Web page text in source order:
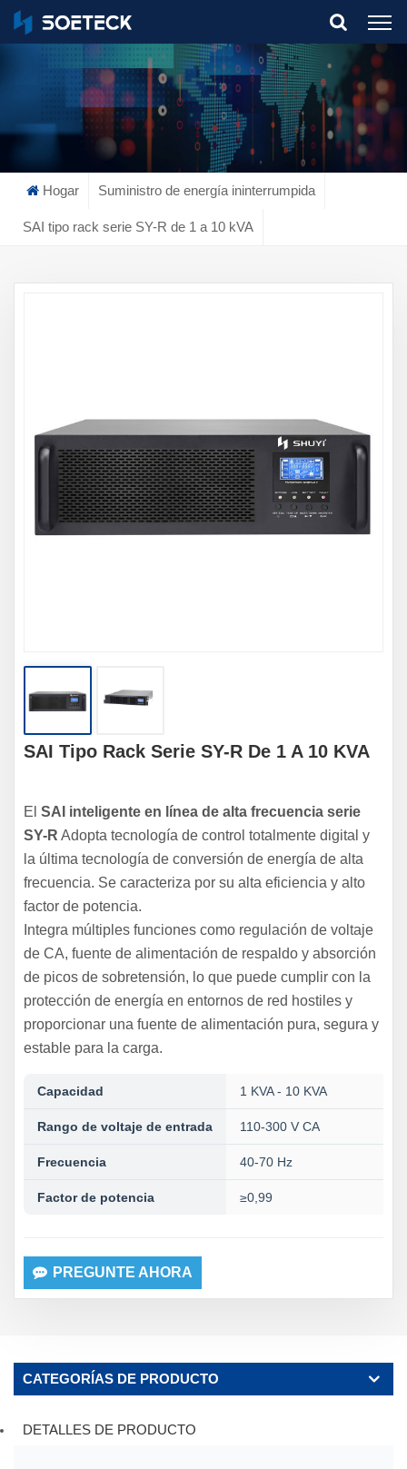
What Are You Looking For?
Hogar Suministro de energía ininterrumpida
SAI tipo rack serie SY-R de 1 a 10 kVA
SAI Tipo Rack Serie SY-R De 1 A 10 KVA
El SAI inteligente en línea de alta frecuencia serie
SY-R Adopta tecnología de control totalmente digital y
la última tecnología de conversión de energía de alta
frecuencia. Se caracteriza por su alta eficiencia y alto
factor de potencia.
Integra múltiples funciones como regulación de voltaje
de CA, fuente de alimentación de respaldo y absorción
de picos de sobretensión, lo que puede cumplir con la
protección de energía en entornos de red hostiles y
proporcionar una fuente de alimentación pura, segura y
estable para la carga.
Capacidad 1 KVA - 10 KVA
Rango de voltaje de entrada 110-300 V CA
Frecuencia 40-70 Hz
Factor de potencia ≥0,99
PREGUNTE AHORA
CATEGORÍAS DE PRODUCTO
DETALLES DE PRODUCTO